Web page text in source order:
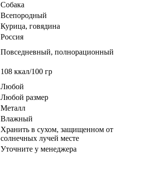
Собака
Всепородный
Курица, говядина
Россия
Повседневный, полнорационный
108 ккал/100 гр
Любой
Любой размер
Металл
Влажный
Хранить в сухом, защищенном от
солнечных лучей месте
Уточните у менеджера